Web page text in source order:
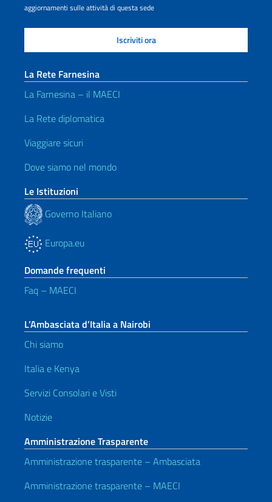
aggiornamenti sulle attività di questa sede
La Rete Farnesina
La Farnesina – il MAECI
La Rete diplomatica
Viaggiare sicuri
Dove siamo nel mondo
Le Istituzioni
Governo Italiano
Europa.eu
Domande frequenti
Faq – MAECI
L’Ambasciata d’Italia a Nairobi
Chi siamo
Italia e Kenya
Servizi Consolari e Visti
Notizie
Amministrazione Trasparente
Amministrazione trasparente – Ambasciata
Amministrazione trasparente – MAECI